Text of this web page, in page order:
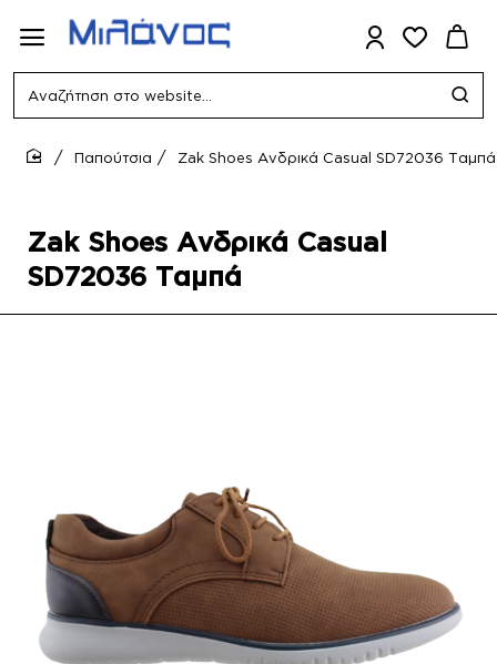
Αναζήτηση
website...
Zak Shoes Ανδρικά Casual
SD72036 Ταμπά
Παπούτσια Zak Shoes Ανδρικά Casual SD72036 Ταμπά